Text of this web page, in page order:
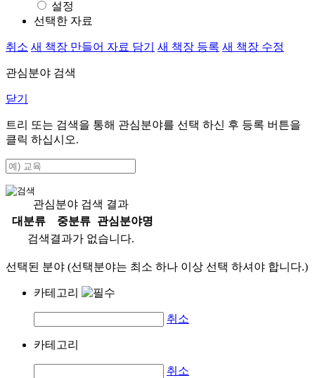
설정
선택한 자료
취소 새 책장 만들어 자료 담기 새 책장 등록 새 책장 수정
관심분야 검색
닫기
트리 또는 검색을 통해 관심분야를 선택 하신 후 등록 버튼을
클릭 하십시오.
관심분야 검색 결과
대분류
중분류
관심분야명
검색결과가 없습니다.
선택된 분야 (선택분야는 최소 하나 이상 선택 하셔야 합니다.)
카테고리
취소
카테고리
취소